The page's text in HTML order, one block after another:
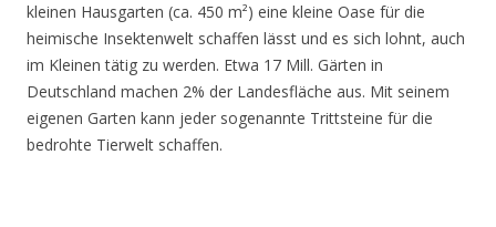
kleinen Hausgarten (ca. 450 m²) eine kleine Oase für die
heimische Insektenwelt schaffen lässt und es sich lohnt, auch
im Kleinen tätig zu werden. Etwa 17 Mill. Gärten in
Deutschland machen 2% der Landesfläche aus. Mit seinem
eigenen Garten kann jeder sogenannte Trittsteine für die
bedrohte Tierwelt schaffen.